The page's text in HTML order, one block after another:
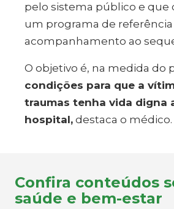
pelo sistema público e que
um programa de
acompanhamento ao
O objetivo é, na medida do
condições para que a
traumas tenha vida digna
hospital, destaca o médico.
Confira conteúdos
saúde e bem-estar